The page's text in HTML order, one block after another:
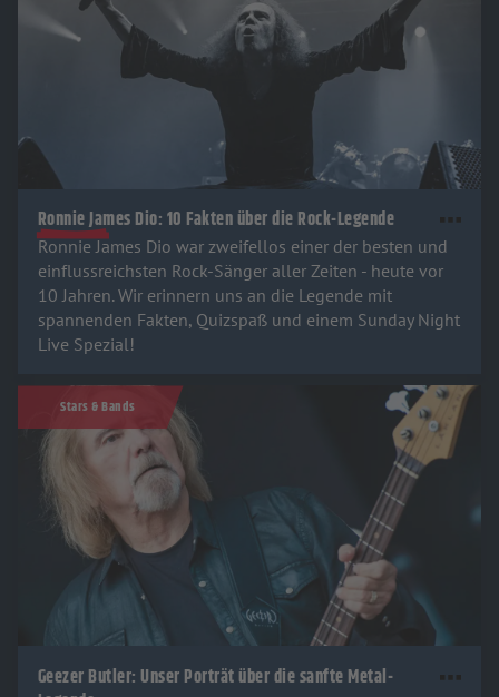
Ronnie James Dio: 10 Fakten über die Rock-Legende
Ronnie James Dio war zweifellos einer der besten und
einflussreichsten Rock-Sänger aller Zeiten - heute vor
10 Jahren. Wir erinnern uns an die Legende mit
spannenden Fakten, Quizspaß und einem Sunday Night
Live Spezial!
Stars & Bands
Geezer Butler: Unser Porträt über die sanfte Metal-